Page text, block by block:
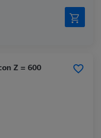
Z = 600